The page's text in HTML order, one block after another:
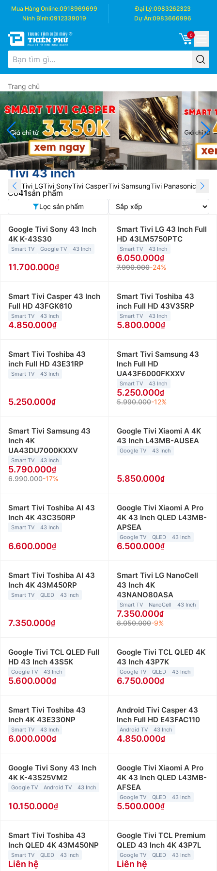
Mua Hàng Online:0918969699 Đại Lý:0983262323
Ninh Bình:0912339019 Dự Án:0983666996
0
Trang chủ
Tivi 43 inch
Tivi LGTivi SonyTivi CasperTivi SamsungTivi Panasonic Tivi
Có41sản phẩm
Lọc sản phẩm
Google Tivi Sony 43 Inch
4K K-43S30
Smart TV Google TV 43 Inch
11.700.000
Smart Tivi LG 43 Inch Full
HD 43LM5750PTC
Smart TV 43 Inch
6.050.000
7.990.000-24%
Smart Tivi Casper 43 Inch
Full HD 43FGK610
Smart TV 43 Inch
4.850.000
Smart Tivi Toshiba 43
inch Full HD 43V35RP
Smart TV 43 Inch
5.800.000
Smart Tivi Toshiba 43
inch Full HD 43E31RP
Smart TV 43 Inch
5.250.000
Smart Tivi Samsung 43
Inch Full HD
UA43F6000FKXXV
Smart TV 43 Inch
5.250.000
5.990.000-12%
Smart Tivi Samsung 43
Inch 4K
UA43DU7000KXXV
Smart TV 43 Inch
5.790.000
6.990.000-17%
Google Tivi Xiaomi A 4K
43 Inch L43MB-AUSEA
Google TV 43 Inch
5.850.000
Smart Tivi Toshiba AI 43
Inch 4K 43C350RP
Smart TV 43 Inch
6.600.000
Google Tivi Xiaomi A Pro
4K 43 Inch QLED L43MB-
APSEA
Google TV QLED 43 Inch
6.500.000
Smart Tivi Toshiba AI 43
Inch 4K 43M450RP
Smart TV QLED 43 Inch
7.350.000
Smart Tivi LG NanoCell
43 Inch 4K
43NANO80ASA
Smart TV NanoCell 43 Inch
7.350.000
8.050.000-9%
Google Tivi TCL QLED Full
HD 43 Inch 43S5K
Google TV 43 Inch
5.600.000
Google Tivi TCL QLED 4K
43 Inch 43P7K
Google TV QLED 43 Inch
6.750.000
Smart Tivi Toshiba 43
Inch 4K 43E330NP
Smart TV 43 Inch
6.000.000
Android Tivi Casper 43
Inch Full HD E43FAC110
Android TV 43 Inch
4.850.000
Google Tivi Sony 43 Inch
4K K-43S25VM2
Google TV Android TV 43 Inch
10.150.000
Google Tivi Xiaomi A Pro
4K 43 Inch QLED L43MB-
AFSEA
Google TV QLED 43 Inch
5.500.000
Smart Tivi Toshiba 43
Inch QLED 4K 43M450NP
Smart TV QLED 43 Inch
Liên hệ
Google Tivi TCL Premium
QLED 43 Inch 4K 43P7L
Google TV QLED 43 Inch
Liên hệ